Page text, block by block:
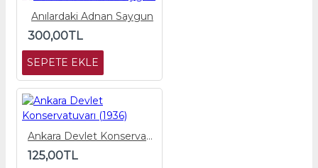
Anılardaki Adnan Saygun
300,00TL
SEPETE EKLE
Ankara Devlet Konservatuvarı (1936)
125,00TL